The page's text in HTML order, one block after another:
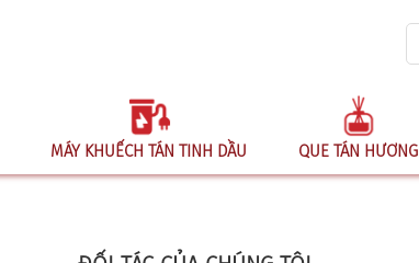
MÁY KHUẾCH TÁN TINH DẦU QUE TÁN HƯƠNG